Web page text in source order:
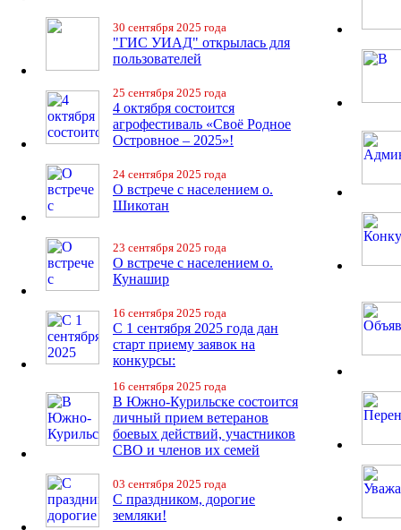
30 сентября 2025 года
"ГИС УИАД" открылась для
пользователей
25 сентября 2025 года
4 октября состоится
агрофестиваль «Своё Родное
Островное – 2025»!
24 сентября 2025 года
О встрече с населением о.
Шикотан
23 сентября 2025 года
О встрече с населением о.
Кунашир
16 сентября 2025 года
С 1 сентября 2025 года дан
старт приему заявок на
конкурсы:
16 сентября 2025 года
В Южно-Курильске состоится
личный прием ветеранов
боевых действий, участников
СВО и членов их семей
03 сентября 2025 года
С праздником, дорогие
земляки!